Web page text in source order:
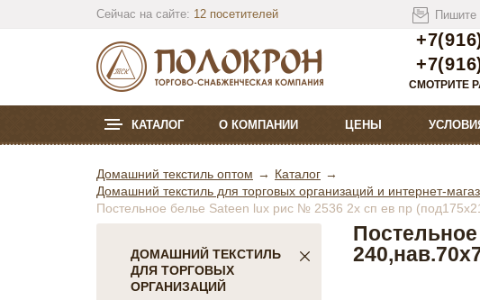
Сейчас на сайте: 12 посетителей Пишите
СМОТРИТЕ
КАТАЛОГ О КОМПАНИИ ЦЕНЫ
Домашний текстиль оптом
Каталог
Домашний текстиль для торговых организаций и интернет-
Постельное белье Sateen lux рис № 2536 2х сп ев пр
ДОМАШНИЙ ТЕКСТИЛЬ
ДЛЯ ТОРГОВЫХ
ОРГАНИЗАЦИЙ